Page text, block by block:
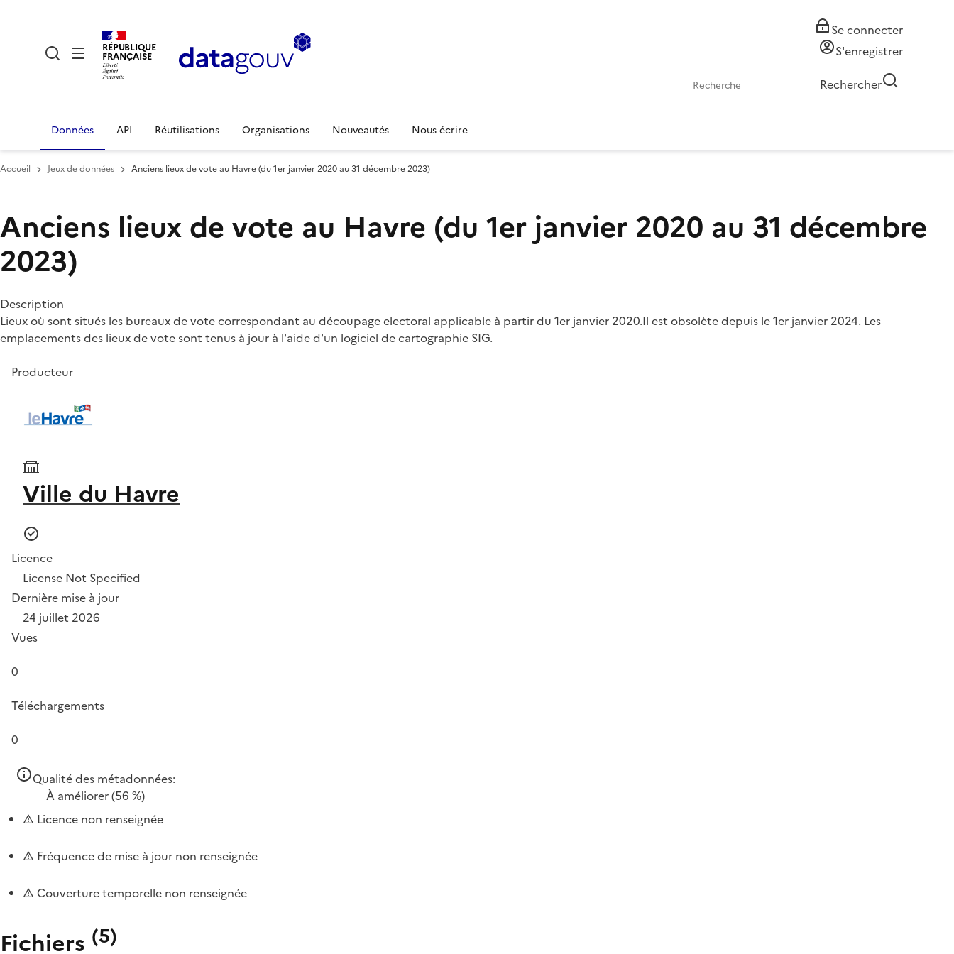
RÉPUBLIQUE
FRANÇAISE
Se connecter
S'enregistrer
Rechercher
Données API Réutilisations Organisations Nouveautés Nous écrire
Accueil Jeux de données Anciens lieux de vote au Havre (du 1er janvier 2020 au 31 décembre 2023)
Anciens lieux de vote au Havre (du 1er janvier 2020 au 31 décembre
2023)
Description
Lieux où sont situés les bureaux de vote correspondant au découpage electoral applicable à partir du 1er janvier 2020.Il est obsolète depuis le 1er janvier 2024. Les
emplacements des lieux de vote sont tenus à jour à l'aide d'un logiciel de cartographie SIG.
Producteur
Ville du Havre
Licence
License Not Specified
Dernière mise à jour
24 juillet 2026
Vues
0
Téléchargements
0
Qualité des métadonnées:
À améliorer(56 %)
Licence non renseignée
Fréquence de mise à jour non renseignée
Couverture temporelle non renseignée
Fichiers (5)